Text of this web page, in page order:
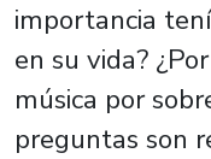
importancia
en su vida?
música por
preguntas son